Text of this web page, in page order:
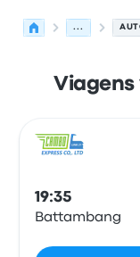
...
19:35
Battambang